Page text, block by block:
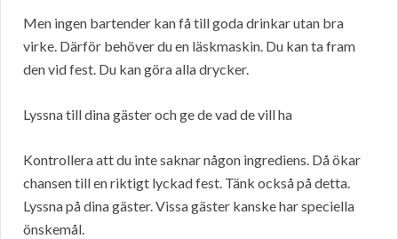
Men ingen bartender kan få till goda drinkar utan bra
virke. Därför behöver du en läskmaskin. Du kan ta fram
den vid fest. Du kan göra alla drycker.
Lyssna till dina gäster och ge de vad de vill ha
Kontrollera att du inte saknar någon ingrediens. Då ökar
chansen till en riktigt lyckad fest. Tänk också på detta.
Lyssna på dina gäster. Vissa gäster kanske har speciella
önskemål.